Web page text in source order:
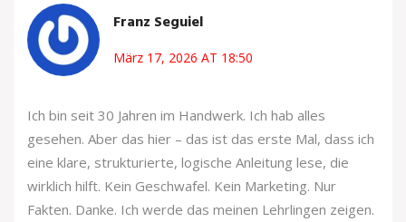
Franz Seguiel
März 17, 2026 AT 18:50
Ich bin seit 30 Jahren im Handwerk. Ich hab alles
gesehen. Aber das hier – das ist das erste Mal, dass ich
eine klare, strukturierte, logische Anleitung lese, die
wirklich hilft. Kein Geschwafel. Kein Marketing. Nur
Fakten. Danke. Ich werde das meinen Lehrlingen zeigen.